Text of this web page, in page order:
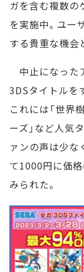
ガを含む複数の
を実施中。ユー
する貴重な機会
中止になった
3DSタイトルを
これには「世界
ーズ」など人気
ァンの声は少な
て1000円に価
みられた。